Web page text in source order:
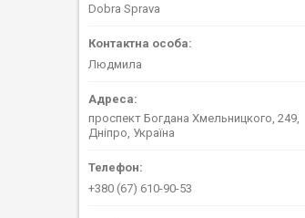
Dobra Sprava
Людмила
проспект Богдана Хмельницкого, 249,
Дніпро, Україна
+380 (67) 610-90-53